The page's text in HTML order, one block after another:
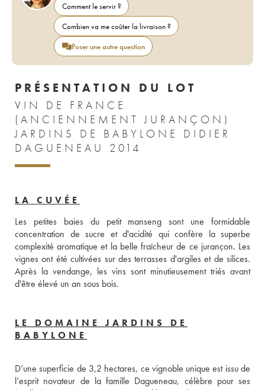
Comment le servir ?
Combien va me coûter la livraison ?
Poser une autre question
PRÉSENTATION DU LOT
VIN DE FRANCE
(ANCIENNEMENT JURANÇON)
JARDINS DE BABYLONE DIDIER
DAGUENEAU 2014
LA CUVÉE
Les petites baies du petit manseng sont une formidable
concentration de sucre et d'acidité qui confère la superbe
complexité aromatique et la belle fraîcheur de ce jurançon. Les
vignes ont été cultivées sur des terrasses d'argiles et de silices.
Après la vendange, les vins sont minutieusement triés avant
d'être élevé un an sous bois.
LE DOMAINE JARDINS DE
BABYLONE
D’une superficie de 3,2 hectares, ce vignoble unique est issu de
l’esprit novateur de la famille Dagueneau, célèbre pour ses